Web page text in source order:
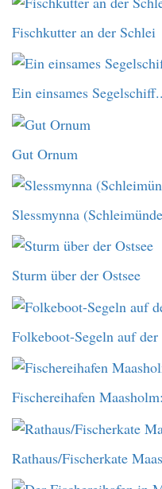
Fischkutter an der Schlei
Ein einsames
Gut Ornum
Slessmynna
Sturm über der Ostsee
Folkeboot-Segeln auf der
Fischereihafen
Rathaus/Fischerkate